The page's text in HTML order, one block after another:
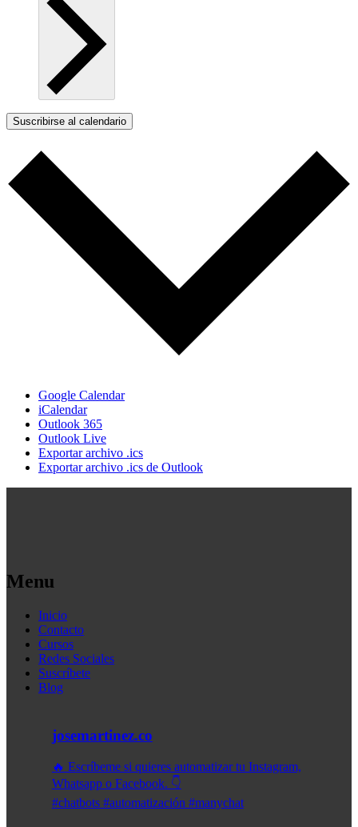
Suscribirse al calendario
Google Calendar
iCalendar
Outlook 365
Outlook Live
Exportar archivo .ics
Exportar archivo .ics de Outlook
Menu
Inicio
Contacto
Cursos
Redes Sociales
Suscríbete
Blog
josemartinez.co
🔥 Escríbeme si quieres automatizar tu Instagram,
Whatsapp o Facebook. 👇
#chatbots #automatización #manychat